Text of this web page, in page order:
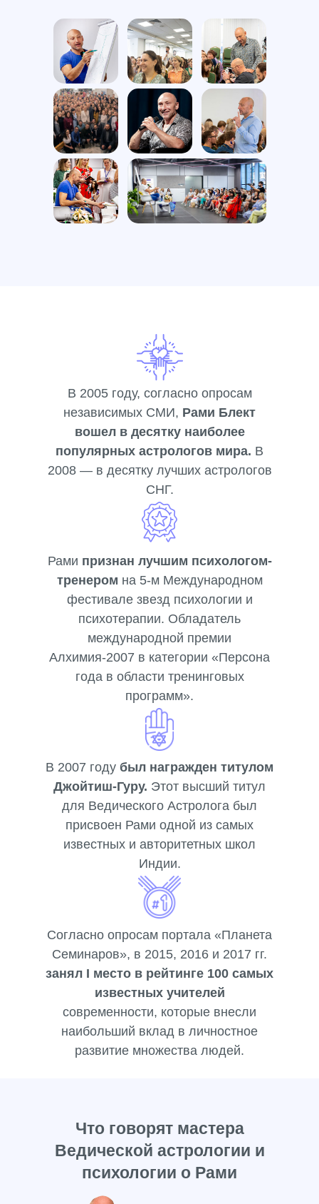
В 2005 году, согласно опросам
независимых СМИ, Рами Блект
вошел в десятку наиболее
популярных астрологов мира. В
2008 — в десятку лучших астрологов
СНГ.
В 2007 году был награжден титулом
Джойтиш-Гуру. Этот высший титул
для Ведического Астролога был
присвоен Рами одной из самых
известных и авторитетных школ
Индии.
Рами признан лучшим психологом-
тренером на 5-м Международном
фестивале звезд психологии и
психотерапии. Обладатель
международной премии
Алхимия-2007 в категории «Персона
года в области тренинговых
программ».
Согласно опросам портала «Планета
Семинаров», в 2015, 2016 и 2017 гг.
занял I место в рейтинге 100 самых
известных учителей
современности, которые внесли
наибольший вклад в личностное
развитие множества людей.
Что говорят мастера
Ведической астрологии и
психологии о Рами